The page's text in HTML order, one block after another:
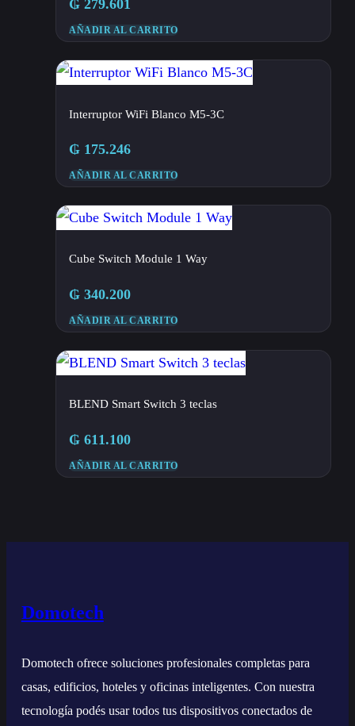
₲ 279.601
AÑADIR AL CARRITO
Interruptor WiFi Blanco M5-3C
₲ 175.246
AÑADIR AL CARRITO
Cube Switch Module 1 Way
₲ 340.200
AÑADIR AL CARRITO
BLEND Smart Switch 3 teclas
₲ 611.100
AÑADIR AL CARRITO
Domotech
Domotech ofrece soluciones profesionales completas para
casas, edificios, hoteles y oficinas inteligentes. Con nuestra
tecnología podés usar todos tus dispositivos conectados de